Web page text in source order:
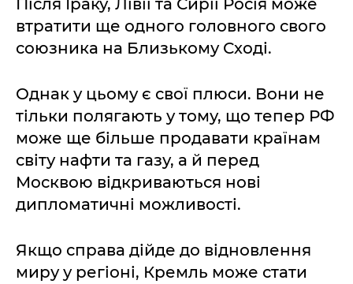
Після Іраку, Лівії та Сирії Росія може
втратити ще одного головного свого
союзника на Близькому Сході.
Однак у цьому є свої плюси. Вони не
тільки полягають у тому, що тепер РФ
може ще більше продавати країнам
світу нафти та газу, а й перед
Москвою відкриваються нові
дипломатичні можливості.
Якщо справа дійде до відновлення
миру у регіоні, Кремль може стати